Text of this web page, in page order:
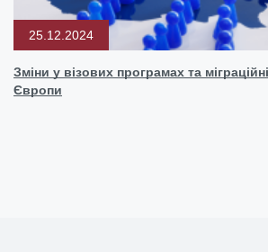
25.12.2024
Зміни у візових програмах та
Європи